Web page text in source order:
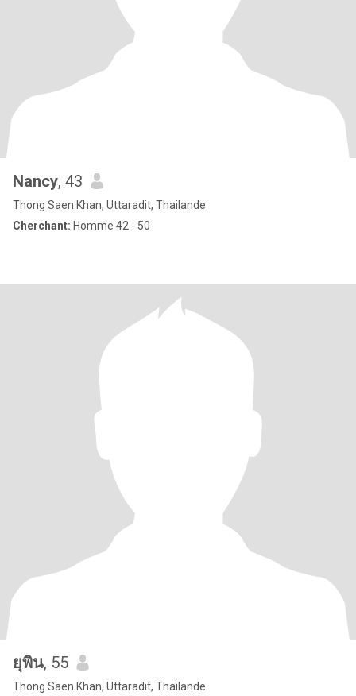
Nancy, 43
Thong Saen Khan, Uttaradit, Thailande
Cherchant: Homme 42 - 50
ยุพิน, 55
Thong Saen Khan, Uttaradit, Thailande